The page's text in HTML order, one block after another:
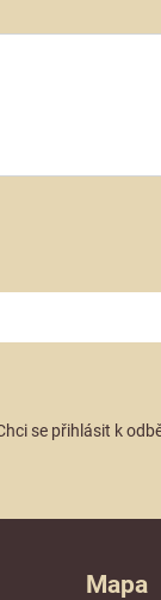
se přihlásit k
Mapa